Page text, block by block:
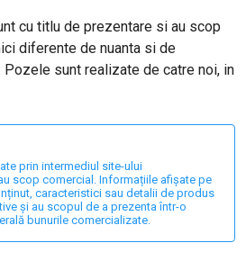
cu titlu de prezentare si au scop
diferente de nuanta si de
Pozele sunt realizate de catre noi, in
prin intermediul site-ului
scop comercial. Informațiile afișate pe
caracteristici sau detalii de produs
și au scopul de a prezenta într-o
bunurile comercializate.